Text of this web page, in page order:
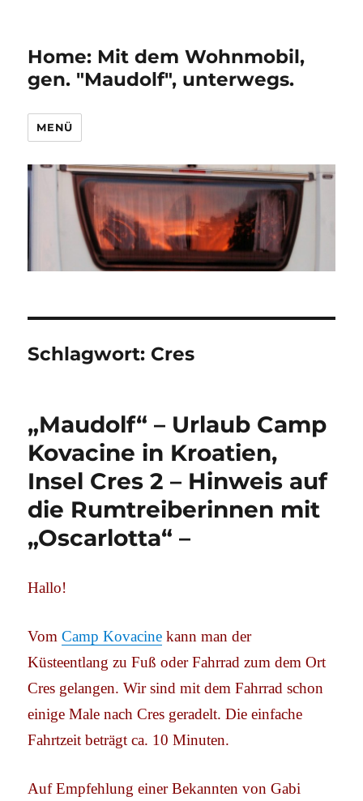
Home: Mit dem Wohnmobil,
gen. "Maudolf", unterwegs.
MENÜ
Schlagwort: Cres
„Maudolf“ – Urlaub Camp
Kovacine in Kroatien,
Insel Cres 2 – Hinweis auf
die Rumtreiberinnen mit
„Oscarlotta“ –
Hallo!
VomCamp Kovacine kann man der
Küsteentlang zu Fuß oder Fahrrad zum dem Ort
Cres gelangen. Wir sind mit dem Fahrrad schon
einige Male nach Cres geradelt. Die einfache
Fahrtzeit beträgt ca. 10 Minuten.
Auf Empfehlung einer Bekannten von Gabi